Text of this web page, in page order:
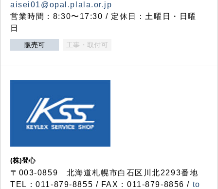
aisei01@opal.plala.or.jp
営業時間：8:30〜17:30 / 定休日：土曜日・日曜
日
販売可 工事・取付可
(株)登心
〒003-0859 北海道札幌市白石区川北2293番地
TEL：011-879-8855 / FAX：011-879-8856 / to